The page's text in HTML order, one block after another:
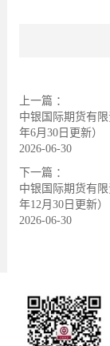
上一篇 ：
中银国际期货有
年6月30日更新）
2026-06-30
下一篇 ：
中银国际期货有
年12月30日更新）
2026-06-30